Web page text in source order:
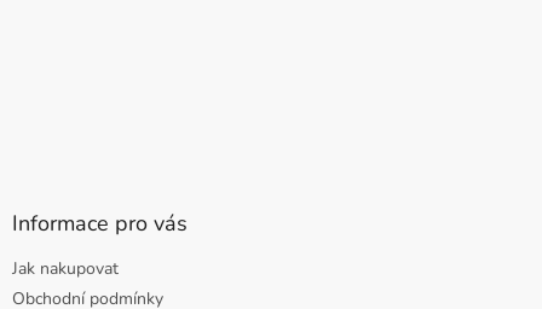
Informace pro vás
Jak nakupovat
Obchodní podmínky